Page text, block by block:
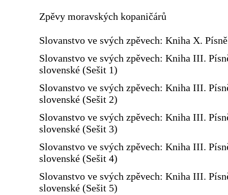
Zpěvy moravských kopaničárů
Slovanstvo ve svých zpěvech: Kniha X.
Slovanstvo ve svých zpěvech: Kniha III.
slovenské (Sešit 1)
Slovanstvo ve svých zpěvech: Kniha III.
slovenské (Sešit 2)
Slovanstvo ve svých zpěvech: Kniha III.
slovenské (Sešit 3)
Slovanstvo ve svých zpěvech: Kniha III.
slovenské (Sešit 4)
Slovanstvo ve svých zpěvech: Kniha III.
slovenské (Sešit 5)